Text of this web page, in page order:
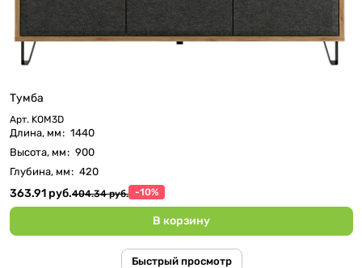
Тумба
Арт. KOM3D
Длина, мм: 1440
Высота, мм: 900
Глубина, мм: 420
363.91 руб.404.34 руб. -10%
В корзину
Быстрый просмотр